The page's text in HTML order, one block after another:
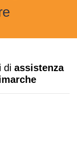
di assistenza